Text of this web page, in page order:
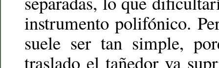
instrumento polifónico.
suele ser tan simple,
traslado el tañedor va